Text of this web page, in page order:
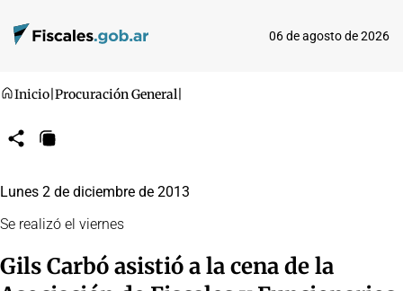
06 de agosto de 2026
Inicio Procuración General
CompartirCopiar
Lunes 2 de diciembre de 2013
Se realizó el viernes
Gils Carbó asistió a la cena de la